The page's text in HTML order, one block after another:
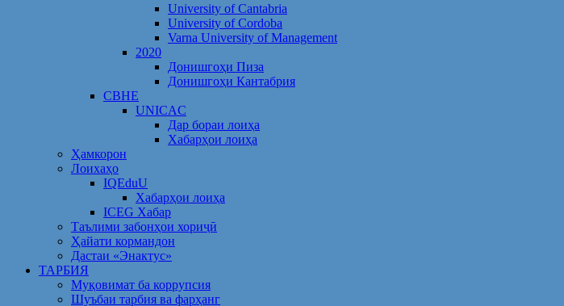
University of Cantabria
University of Cordoba
Varna University of Management
2020
Донишгоҳи Пиза
Донишгоҳи Кантабрия
CBHE
UNICAC
Дар бораи лоиҳа
Хабарҳои лоиҳа
Ҳамкорон
Лоихаҳо
IQEduU
Хабарҳои лоиҳа
ICEG Хабар
Таълими забонҳои хориҷӣ
Ҳайати кормандон
Дастаи «Энактус»
ТАРБИЯ
Муқовимат ба коррупсия
Шуъбаи тарбия ва фарҳанг